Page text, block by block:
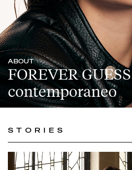
ABOUT
FOREVER
contemporaneo
STORIES